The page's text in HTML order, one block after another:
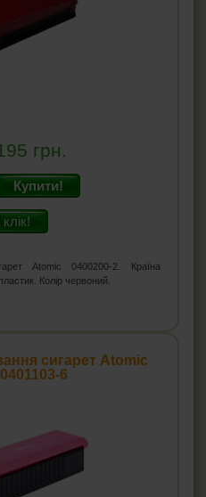
грн.
Купити!
Atomic 0400200-2. Країна
Колір червоний.
сигарет Atomic
6